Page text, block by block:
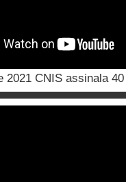
2021 CNIS assinala